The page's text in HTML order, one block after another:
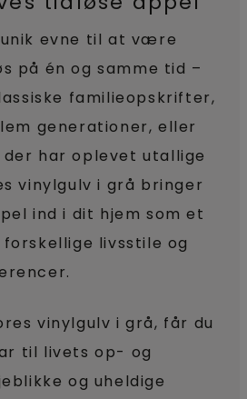
evne til at være
på én og samme tid –
familieopskrifter,
generationer, eller
har oplevet utallige
vinylgulv i grå bringer
ind i dit hjem som et
livsstile og
vinylgulv i grå, får du
til livets op- og
og uheldige